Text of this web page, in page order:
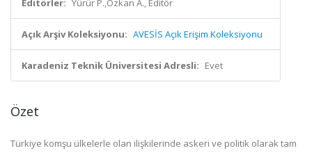
Editörler: Yürür P.,Özkan A., Editör
Açık Arşiv Koleksiyonu: AVESİS Açık Erişim Koleksiyonu
Karadeniz Teknik Üniversitesi Adresli: Evet
Özet
Türkiye komşu ülkelerle olan ilişkilerinde askeri ve politik olarak tam